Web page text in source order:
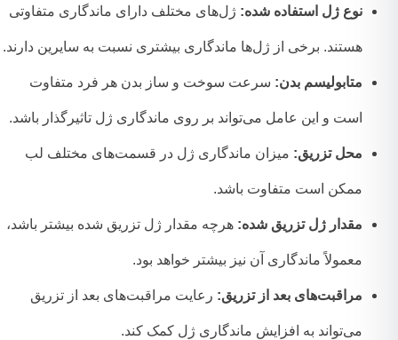
نوع ژل استفاده شده:ژل‌های مختلف دارای ماندگاری متفاوتی
هستند. برخی از ژل‌ها ماندگاری بیشتری نسبت به سایرین دارند.
متابولیسم بدن:سرعت سوخت و ساز بدن هر فرد متفاوت
است و این عامل می‌تواند بر روی ماندگاری ژل تاثیرگذار باشد.
محل تزریق:میزان ماندگاری ژل در قسمت‌های مختلف لب
ممکن است متفاوت باشد.
مقدار ژل تزریق شده:هرچه مقدار ژل تزریق شده بیشتر باشد،
معمولاً ماندگاری آن نیز بیشتر خواهد بود.
مراقبت‌های بعد از تزریق:رعایت مراقبت‌های بعد از تزریق
می‌تواند به افزایش ماندگاری ژل کمک کند.